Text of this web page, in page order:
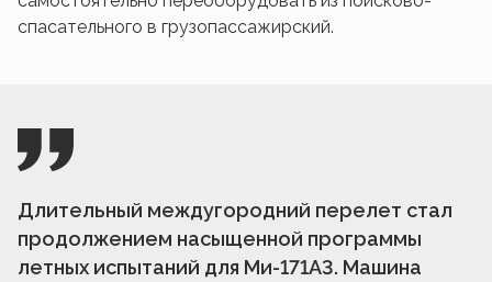
спасательного в грузопассажирский.
Длительный междугородний перелет стал
продолжением насыщенной программы
летных испытаний для Ми-171А3. Машина